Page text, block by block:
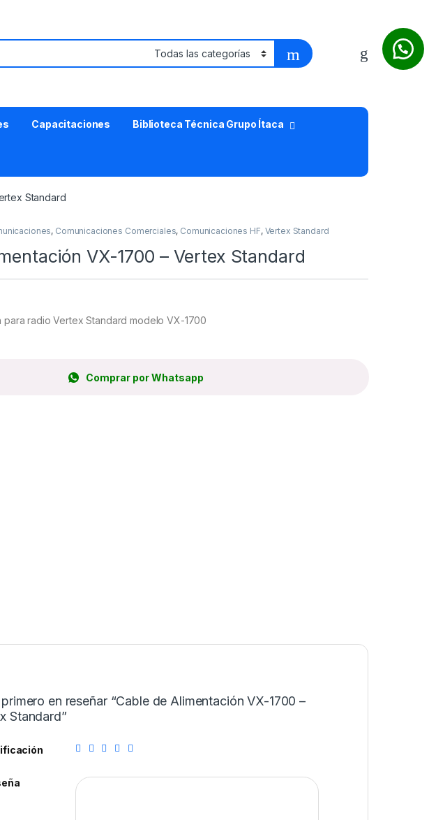
Capacitaciones Biblioteca Técnica Grupo Ítaca
Standard
, Comunicaciones Comerciales, Comunicaciones HF, Vertex Standard
VX-1700 – Vertex Standard
para radio Vertex Standard modelo VX-1700
Comprar por Whatsapp
en reseñar “Cable de Alimentación VX-1700 –
Standard”